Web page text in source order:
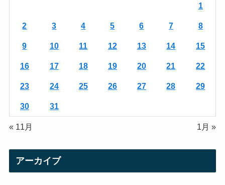
1
2 3 4 5 6 7 8
9 10 11 12 13 14 15
16 17 18 19 20 21 22
23 24 25 26 27 28 29
30 31
« 11月 1月 »
アーカイブ